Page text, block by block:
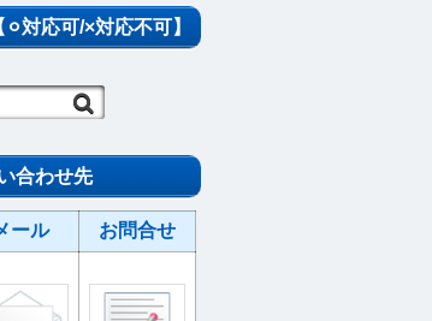
対応可/×対応不可】
合わせ先
ール お問合せ